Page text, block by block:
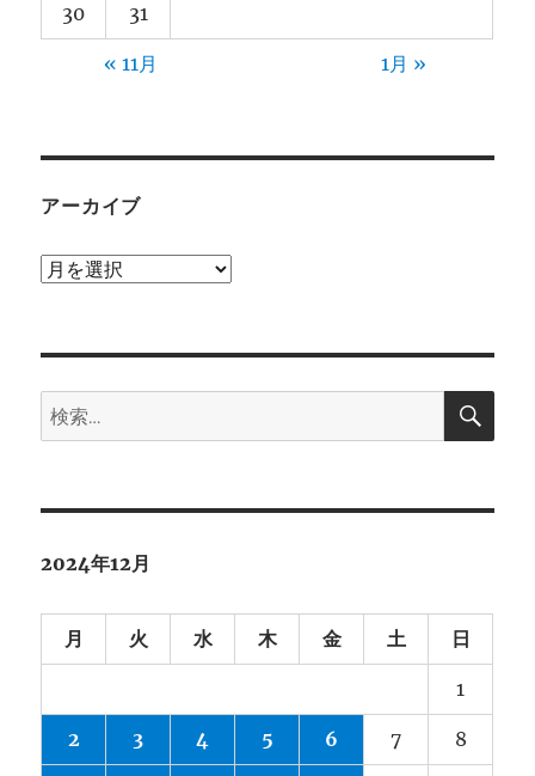
30 31
« 11月 1月 »
アーカイブ
ア
ブ
検
索:
検
2024年12月
月 火 水 木 金 土 日
1
2 3 4 5 6 7 8